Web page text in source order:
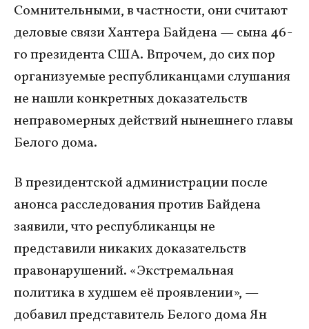
Сомнительными, в частности, они считают
деловые связи Хантера Байдена — сына 46-
го президента США. Впрочем, до сих пор
организуемые республиканцами слушания
не нашли конкретных доказательств
неправомерных действий нынешнего главы
Белого дома.
В президентской администрации после
анонса расследования против Байдена
заявили, что республиканцы не
представили никаких доказательств
правонарушений. «Экстремальная
политика в худшем её проявлении», —
добавил представитель Белого дома Ян